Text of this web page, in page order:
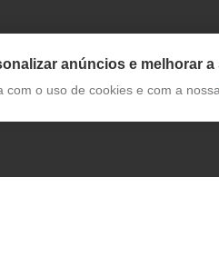
anúncios e melhorar
com o uso de cookies e com a nossa